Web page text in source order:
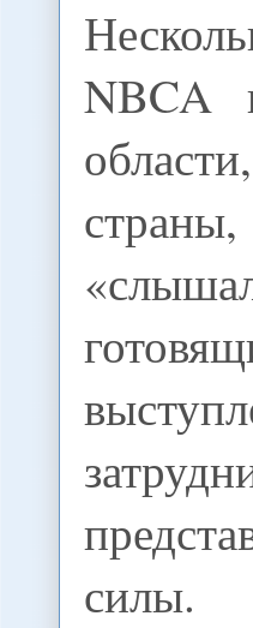
NBCA
силы.